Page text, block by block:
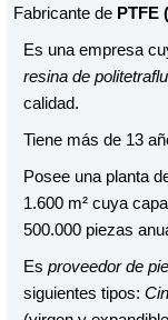
Fabricante de PTFE
Es una empresa
resina de
calidad.
Tiene más de 13
Posee una planta
1.600 m² cuya
500.000 piezas
Es proveedor de
siguientes tipos: